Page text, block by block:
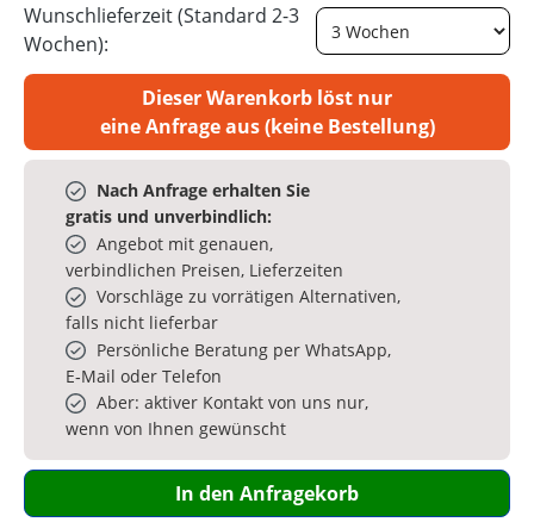
Wunschlieferzeit (Standard 2-3
Wochen):
Dieser Warenkorb löst nur
eine Anfrage aus (keine Bestellung)
Nach Anfrage erhalten Sie
gratis und unverbindlich:
Angebot mit genauen,
verbindlichen Preisen, Lieferzeiten
Vorschläge zu vorrätigen Alternativen,
falls nicht lieferbar
Persönliche Beratung per WhatsApp,
E‑Mail oder Telefon
Aber: aktiver Kontakt von uns nur,
wenn von Ihnen gewünscht
In den Anfragekorb